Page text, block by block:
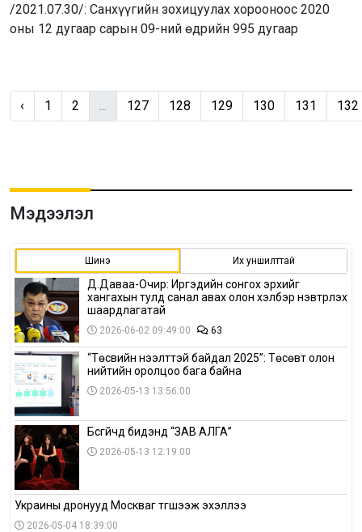
/2021.07.30/: Санхүүгийн зохицуулах хорооноос 2020
оны 12 дугаар сарын 09-ний өдрийн 995 дугаар
‹ 1 2 127 128 129 130 131 132
Мэдээлэл
Шинэ Их уншилттай
Д.Даваа-Очир: Иргэдийн сонгох эрхийг
хангахын тулд санал авах олон хэлбэр нэвтрүүлэх
шаардлагатай
2026-06-02 09:49:00 63
“Төсвийн нээлттэй байдал 2025”: Төсөвт олон
нийтийн оролцоо бага байна
2026-05-13 13:56:00
Бүсгүйчүүд бидэнд “ЗАВ АЛГА”
2026-05-13 12:19:00
Украины дронууд Москваг түгшээж эхэллээ
2026-05-04 18:39:00